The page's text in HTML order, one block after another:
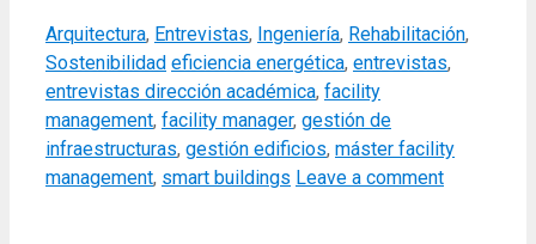
Categories
Arquitectura, Entrevistas, Ingeniería, Rehabilitación,
Sostenibilidad Tags
eficiencia energética, entrevistas,
entrevistas dirección académica, facility
management, facility manager, gestión de
infraestructuras, gestión edificios, máster facility
management, smart buildings Leave a comment